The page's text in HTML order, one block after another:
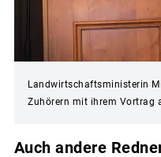
Landwirtschaftsministerin
Zuhörern mit ihrem Vortrag
Auch andere